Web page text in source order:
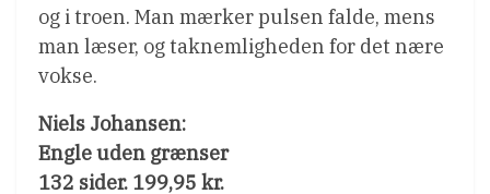
og i troen. Man mærker pulsen falde, mens
man læser, og taknemligheden for det nære
vokse.
Niels Johansen:
Engle uden grænser
132 sider. 199,95 kr.